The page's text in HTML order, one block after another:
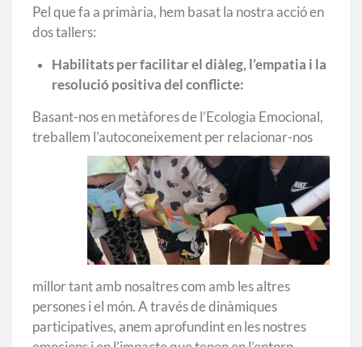
Pel que fa a primària, hem basat la nostra acció en
dos tallers:
Habilitats per facilitar el diàleg, l’empatia i la
resolució positiva del conflicte:
Basant-nos en metàfores de l’Ecologia Emocional,
treballem l’autoconeixement per relacionar-nos
millor tant amb nosaltres com amb les altres
persones i el món. A través de dinàmiques
participatives, anem aprofundint en les nostres